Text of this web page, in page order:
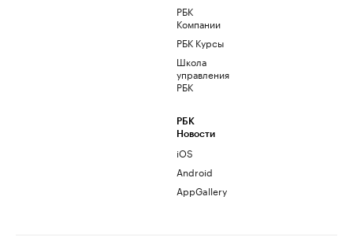
РБК
Компании
РБК Курсы
Школа
управления
РБК
РБК
Новости
iOS
Android
AppGallery